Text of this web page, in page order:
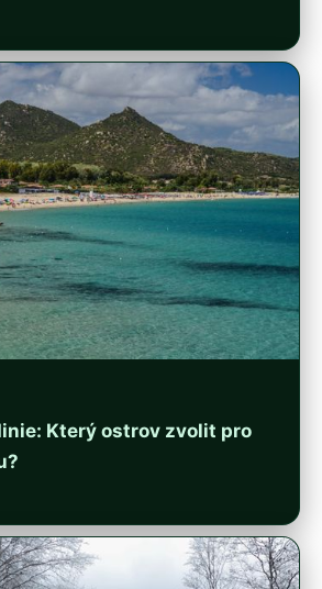
Který ostrov zvolit pro